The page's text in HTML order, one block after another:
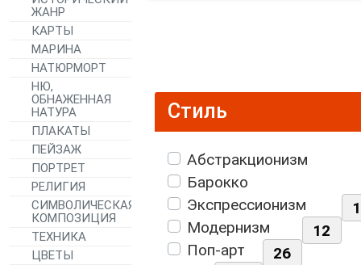
ЖАНР
КАРТЫ
МАРИНА
НАТЮРМОРТ
НЮ,
ОБНАЖЕННАЯ
НАТУРА
ПЛАКАТЫ
ПЕЙЗАЖ
ПОРТРЕТ
РЕЛИГИЯ
СИМВОЛИЧЕСКАЯ
КОМПОЗИЦИЯ
ТЕХНИКА
ЦВЕТЫ
Стиль
Абстракционизм
Барокко
Экспрессионизм
12
Модернизм
26
Поп-арт